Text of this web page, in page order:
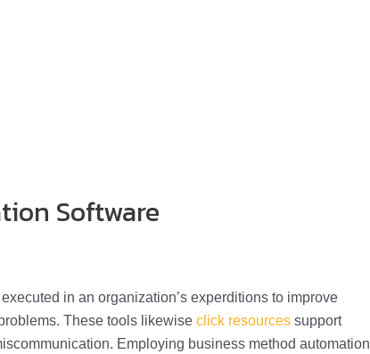
Software
in an organization’s experditions to improve
These tools likewise click resources support
Employing business method automation